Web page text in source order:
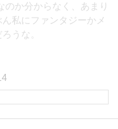
のか分からなく、あまり
私にファンタジーかメ
うな。